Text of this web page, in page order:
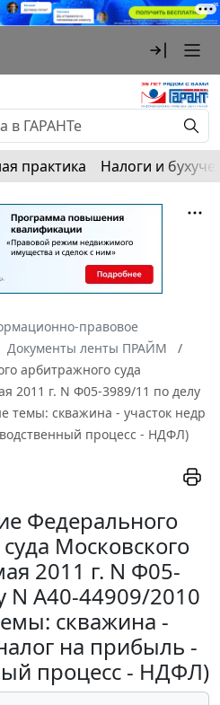
практика Налоги и
правовое
Документы ленты ПРАЙМ
арбитражного суда
2011 г. N Ф05-3989/11 по делу
темы: скважина - участок недр
процесс - НДФЛ)
Федерального
Московского
2011 г. N Ф05-
N А40-44909/2010
скважина -
на прибыль -
процесс - НДФЛ)